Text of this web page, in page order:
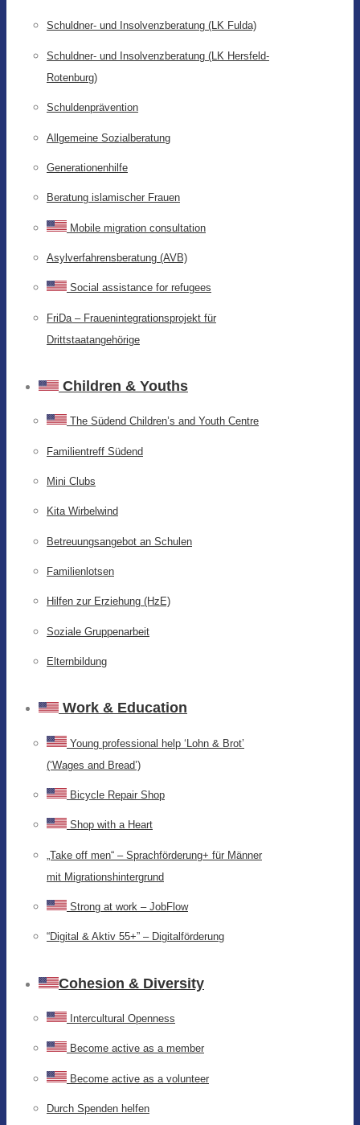
Schuldner- und Insolvenzberatung (LK Fulda)
Schuldner- und Insolvenzberatung (LK Hersfeld-
Rotenburg)
Schuldenprävention
Allgemeine Sozialberatung
Generationenhilfe
Beratung islamischer Frauen
Mobile migration consultation
Asylverfahrensberatung (AVB)
Social assistance for refugees
FriDa – Frauenintegrationsprojekt für
Drittstaatangehörige
Children & Youths
The Südend Children’s and Youth Centre
Familientreff Südend
Mini Clubs
Kita Wirbelwind
Betreuungsangebot an Schulen
Familienlotsen
Hilfen zur Erziehung (HzE)
Soziale Gruppenarbeit
Elternbildung
Work & Education
Young professional help ‘Lohn & Brot’
(‘Wages and Bread’)
Bicycle Repair Shop
Shop with a Heart
„Take off men“ – Sprachförderung+ für Männer
mit Migrationshintergrund
Strong at work – JobFlow
“Digital & Aktiv 55+” – Digitalförderung
Cohesion & Diversity
Intercultural Openness
Become active as a member
Become active as a volunteer
Durch Spenden helfen